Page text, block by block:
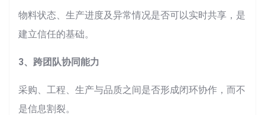
物料状态、生产进度及异常情况是否可以实时共享，是
建立信任的基础。
3、跨团队协同能力
采购、工程、生产与品质之间是否形成闭环协作，而不
是信息割裂。